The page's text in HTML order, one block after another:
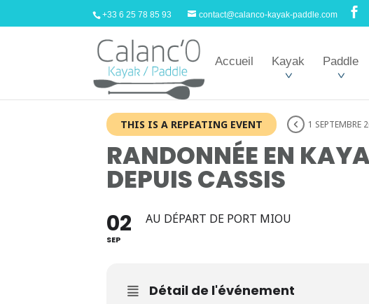
+33 6 25 78 85 93 contact@calanco-kayak-paddle.com
Accueil Kayak Paddle
THIS IS A REPEATING EVENT 1 SEPTEMBRE
RANDONNÉE EN
DEPUIS CASSIS
02
SEP
AU DÉPART DE PORT MIOU
Détail de l'événement